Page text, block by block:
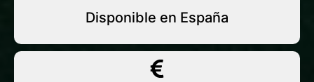
Disponible en España